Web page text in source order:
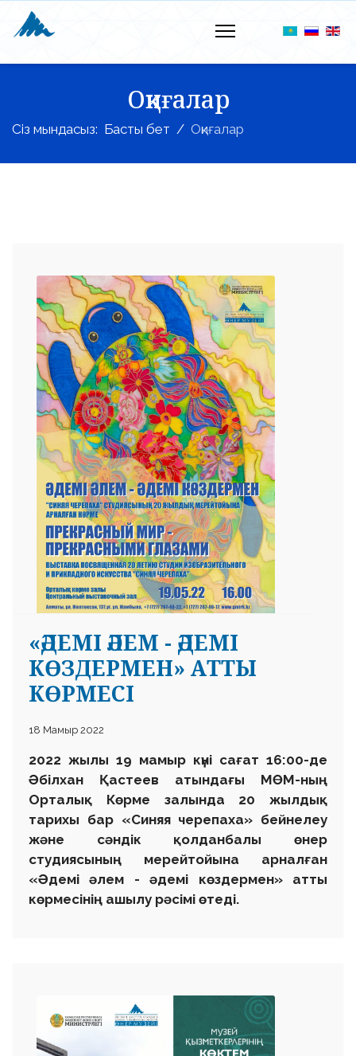
Оқиғалар
Сіз мындасыз: Басты бет Оқиғалар
«ӘДЕМІ ӘЛЕМ - ӘДЕМІ
КӨЗДЕРМЕН» АТТЫ
КӨРМЕСІ
18 Мамыр 2022
2022 жылы 19 мамыр күні сағат 16:00-де
Әбілхан Қастеев атындағы МӨМ-ның
Орталық Көрме залында 20 жылдық
тарихы бар «Синяя черепаха» бейнелеу
және сәндік қолданбалы өнер
студиясының мерейтойына арналған
«Әдемі әлем - әдемі көздермен» атты
көрмесінің ашылу рәсімі өтеді.